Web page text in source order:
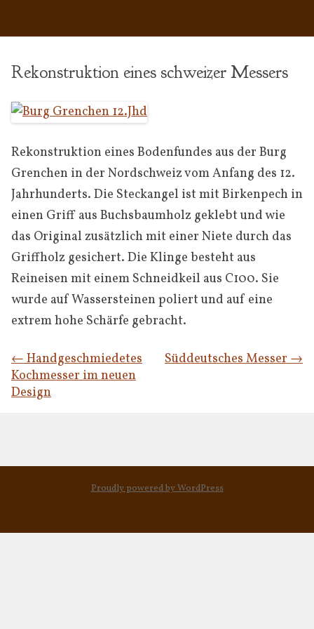
Rekonstruktion eines schweizer Messers
Rekonstruktion eines Bodenfundes aus der Burg
Grenchen in der Nordschweiz vom Anfang des 12.
Jahrhunderts. Die Steckangel ist mit Birkenpech in
einen Griff aus Buchsbaumholz geklebt und wie
das Original zusätzlich mit einer Niete durch das
Griffholz gesichert. Die Klinge besteht aus
Reineisen mit einem Schneidkeil aus C100. Sie
wurde auf Wassersteinen poliert und auf eine
extrem hohe Schärfe gebracht.
Post navigation
←Handgeschmiedetes
Kochmesser im neuen
Design
Süddeutsches Messer→
Proudly powered by WordPress